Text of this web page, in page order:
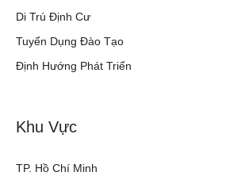
Di Trú Định Cư
Tuyển Dụng Đào Tạo
Định Hướng Phát Triển
Khu Vực
TP. Hồ Chí Minh